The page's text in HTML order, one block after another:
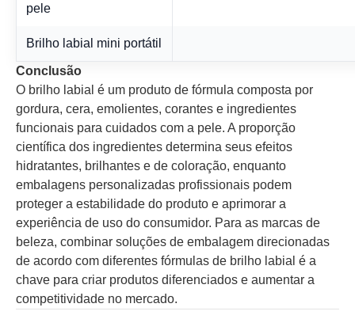
pele
Brilho labial mini portátil
Conclusão
O brilho labial é um produto de fórmula composta por
gordura, cera, emolientes, corantes e ingredientes
funcionais para cuidados com a pele. A proporção
científica dos ingredientes determina seus efeitos
hidratantes, brilhantes e de coloração, enquanto
embalagens personalizadas profissionais podem
proteger a estabilidade do produto e aprimorar a
experiência de uso do consumidor. Para as marcas de
beleza, combinar soluções de embalagem direcionadas
de acordo com diferentes fórmulas de brilho labial é a
chave para criar produtos diferenciados e aumentar a
competitividade no mercado.